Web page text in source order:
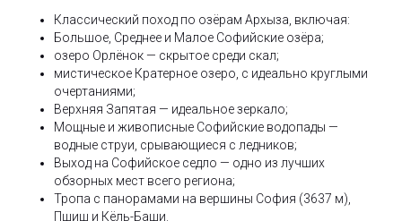
Классический поход по озёрам Архыза, включая:
Большое, Среднее и Малое Софийские озёра;
озеро Орлёнок — скрытое среди скал;
мистическое Кратерное озеро, с идеально круглыми
очертаниями;
Верхняя Запятая — идеальное зеркало;
Мощные и живописные Софийские водопады —
водные струи, срывающиеся с ледников;
Выход на Софийское седло — одно из лучших
обзорных мест всего региона;
Тропа с панорамами на вершины София (3637 м),
Пшиш и Кёль-Баши.